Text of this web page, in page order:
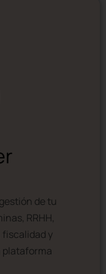
de tu
RRHH,
y
plataforma